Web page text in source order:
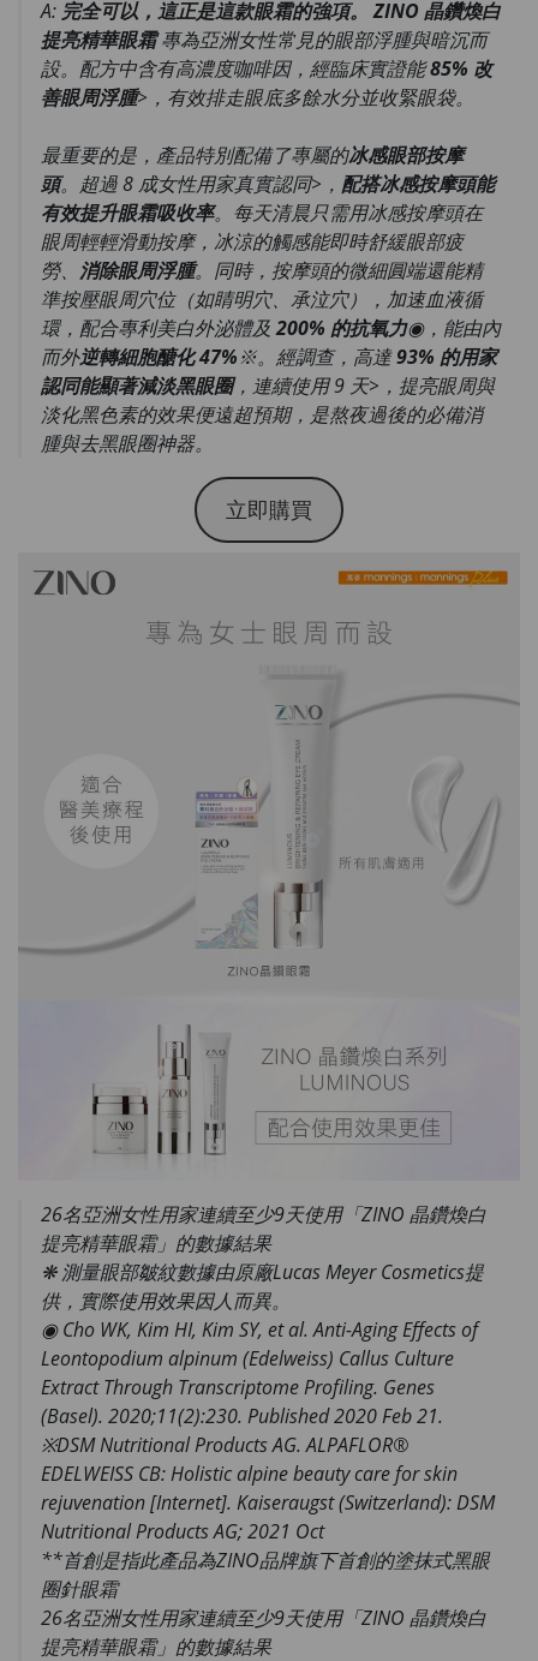
A: 完全可以，這正是這款眼霜的強項。
ZINO 晶鑽煥白
提亮精華眼霜專為亞洲女性常見的眼部浮腫與暗沉而
設。配方中含有高濃度咖啡因，經臨床實證能85% 改
善眼周浮腫>，有效排走眼底多餘水分並收緊眼袋。
最重要的是，產品特別配備了專屬的冰感眼部按摩
頭。超過 8 成女性用家真實認同>， 配搭冰感按摩頭能
有效提升眼霜吸收率。每天清晨只需用冰感按摩頭在
眼周輕輕滑動按摩，冰涼的觸感能即時舒緩眼部疲
勞、 消除眼周浮腫。同時，按摩頭的微細圓端還能精
準按壓眼周穴位（如睛明穴、承泣穴），加速血液循
環，配合專利美白外泌體及200% 的抗氧力◉，能由內
而外逆轉細胞醣化 47%※。經調查，高達93% 的用家
認同能顯著減淡黑眼圈，連續使用 9 天>，提亮眼周與
淡化黑色素的效果便遠超預期，是熬夜過後的必備消
腫與去黑眼圈神器。
立即購買
26名亞洲女性用家連續至少9天使用「ZINO 晶鑽煥白
提亮精華眼霜」的數據結果
❋ 測量眼部皺紋數據由原廠Lucas Meyer Cosmetics提
供，實際使用效果因人而異。
◉ Cho WK, Kim HI, Kim SY, et al. Anti-Aging Effects of
Leontopodium alpinum (Edelweiss) Callus Culture
Extract Through Transcriptome Profiling. Genes
(Basel). 2020;11(2):230. Published 2020 Feb 21.
※DSM Nutritional Products AG. ALPAFLOR®
EDELWEISS CB: Holistic alpine beauty care for skin
rejuvenation [Internet]. Kaiseraugst (Switzerland): DSM
Nutritional Products AG; 2021 Oct
**首創是指此產品為ZINO品牌旗下首創的塗抹式黑眼
圈針眼霜
26名亞洲女性用家連續至少9天使用「ZINO 晶鑽煥白
提亮精華眼霜」的數據結果